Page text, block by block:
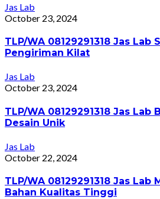
Jas Lab
October 23, 2024
TLP/WA 08129291318 Jas Lab
Pengiriman Kilat
Jas Lab
October 23, 2024
TLP/WA 08129291318 Jas Lab
Desain Unik
Jas Lab
October 22, 2024
TLP/WA 08129291318 Jas Lab
Bahan Kualitas Tinggi